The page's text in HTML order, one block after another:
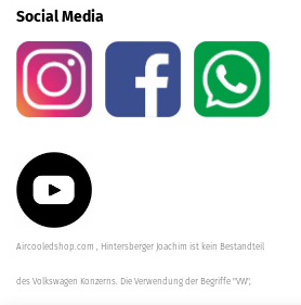
Social Media
Aircooledshop.com , Hintersberger Joachim ist kein Bestandteil
des Volkswagen Konzerns. Die Verwendung der Begriffe "VW",